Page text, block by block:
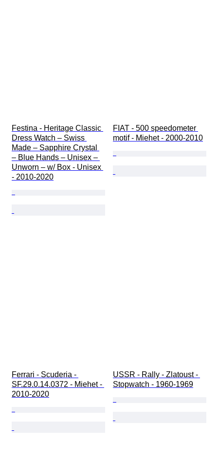
Festina - Heritage Classic
Dress Watch – Swiss
Made – Sapphire Crystal
– Blue Hands – Unisex –
Unworn – w/ Box - Unisex
- 2010-2020
FIAT - 500 speedometer
motif - Miehet - 2000-2010
Ferrari - Scuderia -
SF.29.0.14.0372 - Miehet -
2010-2020
USSR - Rally - Zlatoust -
Stopwatch - 1960-1969